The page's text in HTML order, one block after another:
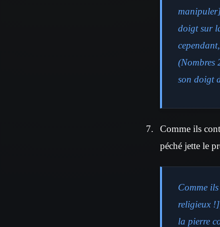
doigt sur
(Nombres
son doigt
Comme ils
péché jette le
Comme
religieux !]
la pierre